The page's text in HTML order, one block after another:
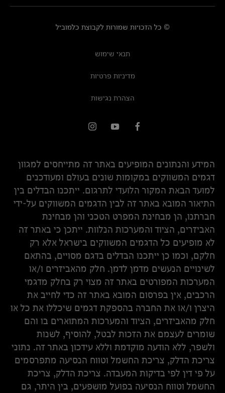
© כל הזכויות שמורות לקבוצת כלמוביל
תנאי שימוש
מדיניות פרטיות
הצהרת נגישות
המידע והנתונים המופיעים באתר זה מתייחסים למגוון
דגמים המשווקים במקומות שונים בעולם ומעודכנים
למועד הבאת המקור הלועדי לתרגום. ייתכנו הבדלים בין
התיאור המובא באתר זה לבין הדגמים המשווקים על-ידי
חברתנו, הן מבחינת המפרט הטכני והן מבחינת
האביזרים, הציוד והמערכות הנלוות. ייתכן כי באתר זה
לא מופיעים כל הדגמים המשווקים בישראל אלא רק
חלקם, וכמו כן ייתכנו הבדלים בדגם מסויים, בהתאם
לשינויים הנעשים מדמן לדמן. חלק מהאביזרים ו/או
המערכות המפורטים באתר זה מצוי רק בחלק מדגמי
הרכבים, אין בפרסום המובא באתר זה כדי לחייב את
היצרן ו/או את החברה בהספקת דגמים שיכללו את כל או
חלק מהאביזרים, הציוד והמערכות המתוארים בו והם
שומרים לעצמם את הזכות לבטל, להוסיף, לשנות
ולשפר, ללא הודעה מוקדמת וללא עידכון באתר זה. נתוני
צריכת הדלק, צריכת החשמל וטווח הנסיעה מתפרסמים
על פי דין לפי בדיקות המעבדה. צריכת הדלק, צריכת
החשמל וטווח הנסיעה בפועל מושפעים, בין היתר, גם